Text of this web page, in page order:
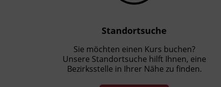
Standortsuche
Sie möchten einen Kurs buchen?
Unsere Standortsuche hilft Ihnen, eine
Bezirksstelle in Ihrer Nähe zu finden.